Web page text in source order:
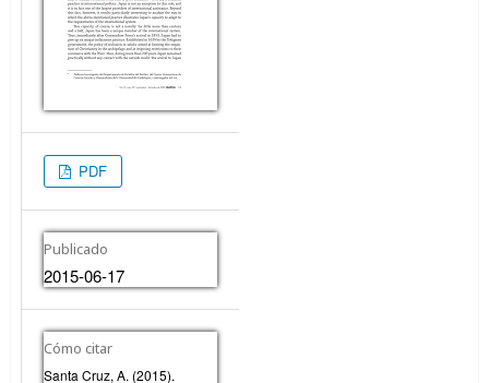
PDF
Publicado
2015-06-17
Cómo citar
Santa Cruz, A. (2015).